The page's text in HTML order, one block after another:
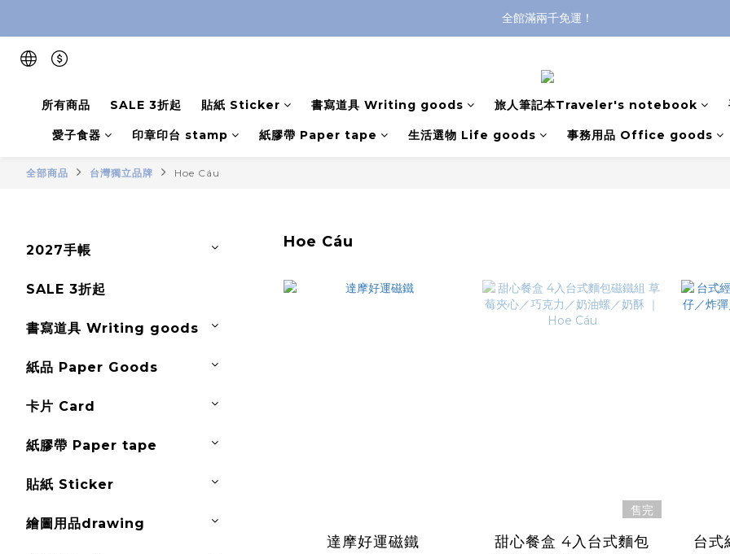
全館滿兩千免運！
全館滿兩千免運！
所有商品
SALE 3折起 貼紙 Sticker 書寫道具 Writing goods 旅人筆記本Traveler's notebook
愛子食器 印章印台 stamp 紙膠帶 Paper tape 生活選物 Life goods 事務用品 Office goods
全部商品 台灣獨立品牌 Hoe Cáu
2027手帳
SALE 3折起
書寫道具 Writing goods
紙品 Paper Goods
卡片 Card
紙膠帶 Paper tape
貼紙 Sticker
繪圖用品drawing
Hoe Cáu
達摩好運磁鐵
售完
甜心餐盒 4入台式麵包
台式